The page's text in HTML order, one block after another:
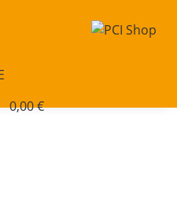
0,00 €